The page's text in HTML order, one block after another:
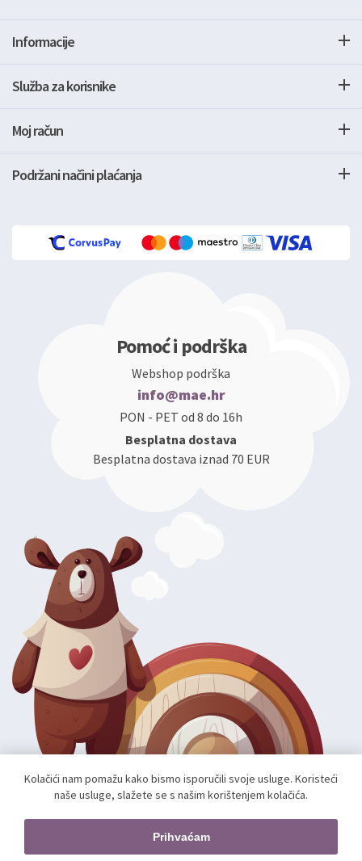
Informacije
Služba za korisnike
Moj račun
Podržani načini plaćanja
Pomoć i podrška
Webshop podrška
info@mae.hr
PON - PET od 8 do 16h
Besplatna dostava
Besplatna dostava iznad 70 EUR
Pratite nas
Kolačići nam pomažu kako bismo isporučili svoje usluge. Koristeći
naše usluge, slažete se s našim korištenjem kolačića.
Prihvaćam